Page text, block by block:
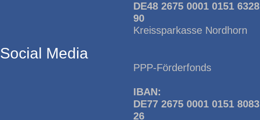
Social Media
DE48 2675 0001 0151 6328
90
Kreissparkasse Nordhorn
PPP-Förderfonds
IBAN:
DE77 2675 0001 0151 8083
26